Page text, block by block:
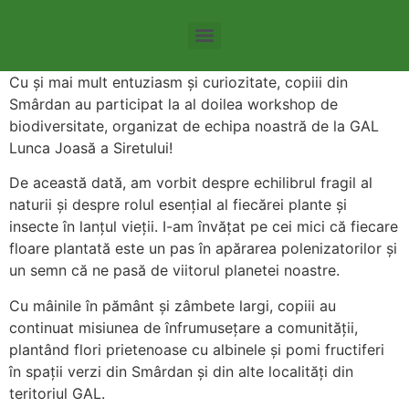
Cu și mai mult entuziasm și curiozitate, copiii din
Smârdan au participat la al doilea workshop de
biodiversitate, organizat de echipa noastră de la GAL
Lunca Joasă a Siretului!
De această dată, am vorbit despre echilibrul fragil al
naturii și despre rolul esențial al fiecărei plante și
insecte în lanțul vieții. I-am învățat pe cei mici că fiecare
floare plantată este un pas în apărarea polenizatorilor și
un semn că ne pasă de viitorul planetei noastre.
Cu mâinile în pământ și zâmbete largi, copiii au
continuat misiunea de înfrumusețare a comunității,
plantând flori prietenoase cu albinele și pomi fructiferi
în spații verzi din Smârdan și din alte localități din
teritoriul GAL.